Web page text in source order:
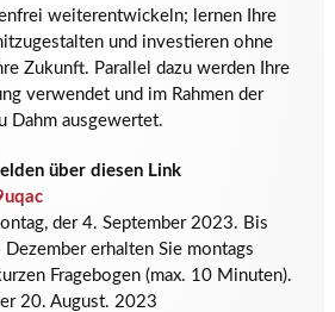
weiterentwickeln; lernen Ihre
und investieren ohne
Zukunft. Parallel dazu werden Ihre
verwendet und im Rahmen der
Dahm ausgewertet.
über diesen Link
der 4. September 2023. Bis
erhalten Sie montags
Fragebogen (max. 10 Minuten).
20. August. 2023